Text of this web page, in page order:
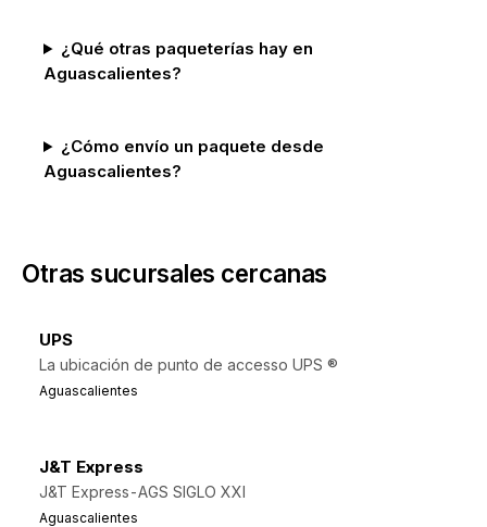
¿Qué otras paqueterías hay en
Aguascalientes?
¿Cómo envío un paquete desde
Aguascalientes?
Otras sucursales cercanas
UPS
La ubicación de punto de accesso UPS ®
Aguascalientes
J&T Express
J&T Express-AGS SIGLO XXI
Aguascalientes